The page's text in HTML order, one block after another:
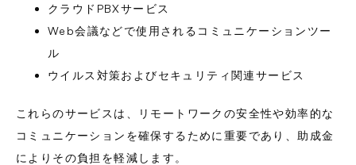
クラウドPBXサービス
Web会議などで使用されるコミュニケーションツー
ル
ウイルス対策およびセキュリティ関連サービス
これらのサービスは、リモートワークの安全性や効率的な
コミュニケーションを確保するために重要であり、助成金
によりその負担を軽減します。